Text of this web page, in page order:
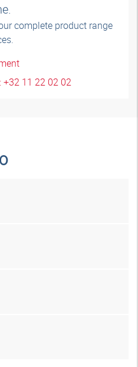
complete product range
+32 11 22 02 02